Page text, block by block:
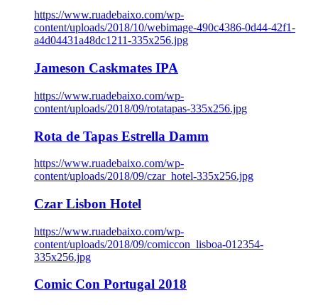
https://www.ruadebaixo.com/wp-
content/uploads/2018/10/webimage-490c4386-0d44-42f1-
a4d04431a48dc1211-335x256.jpg
Jameson Caskmates IPA
https://www.ruadebaixo.com/wp-
content/uploads/2018/09/rotatapas-335x256.jpg
Rota de Tapas Estrella Damm
https://www.ruadebaixo.com/wp-
content/uploads/2018/09/czar_hotel-335x256.jpg
Czar Lisbon Hotel
https://www.ruadebaixo.com/wp-
content/uploads/2018/09/comiccon_lisboa-012354-
335x256.jpg
Comic Con Portugal 2018